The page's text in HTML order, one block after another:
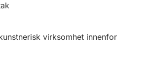
virksomhet innenfor